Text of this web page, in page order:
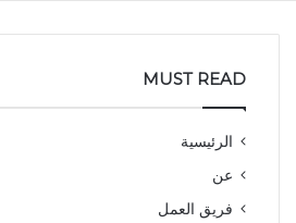
MUST READ
الرئيسية
عن
فريق العمل